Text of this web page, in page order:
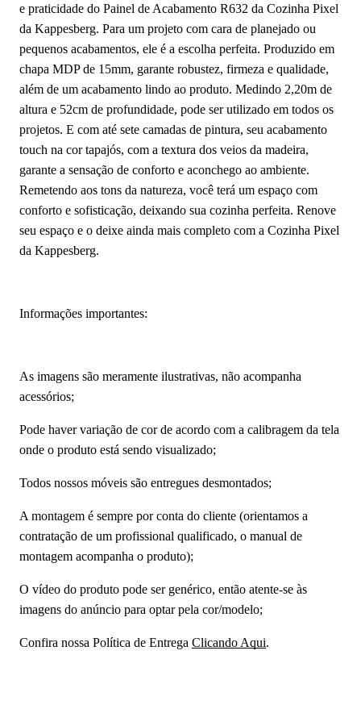
e praticidade do Painel de Acabamento R632 da Cozinha Pixel
da Kappesberg. Para um projeto com cara de planejado ou
pequenos acabamentos, ele é a escolha perfeita. Produzido em
chapa MDP de 15mm, garante robustez, firmeza e qualidade,
além de um acabamento lindo ao produto. Medindo 2,20m de
altura e 52cm de profundidade, pode ser utilizado em todos os
projetos. E com até sete camadas de pintura, seu acabamento
touch na cor tapajós, com a textura dos veios da madeira,
garante a sensação de conforto e aconchego ao ambiente.
Remetendo aos tons da natureza, você terá um espaço com
conforto e sofisticação, deixando sua cozinha perfeita. Renove
seu espaço e o deixe ainda mais completo com a Cozinha Pixel
da Kappesberg.
Informações importantes:
As imagens são meramente ilustrativas, não acompanha
acessórios;
Pode haver variação de cor de acordo com a calibragem da tela
onde o produto está sendo visualizado;
Todos nossos móveis são entregues desmontados;
A montagem é sempre por conta do cliente (orientamos a
contratação de um profissional qualificado, o manual de
montagem acompanha o produto);
O vídeo do produto pode ser genérico, então atente-se às
imagens do anúncio para optar pela cor/modelo;
Confira nossa Política de Entrega Clicando Aqui.